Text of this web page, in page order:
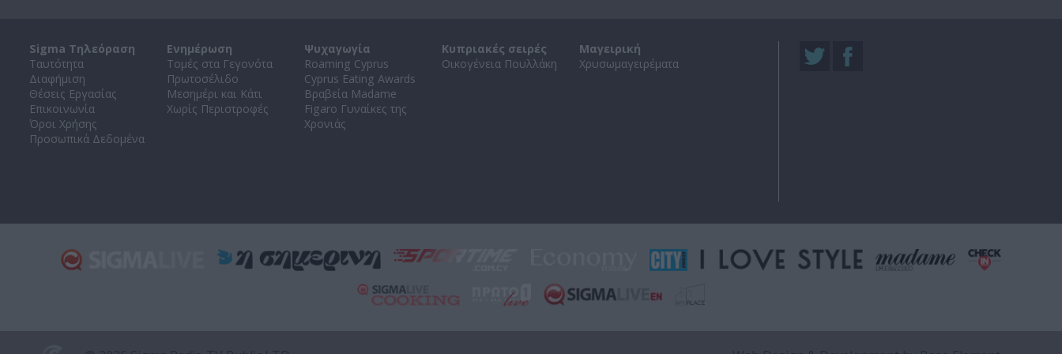
Sigma Τηλεόραση
Ταυτότητα
Διαφήμιση
Θέσεις Εργασίας
Επικοινωνία
Όροι Χρήσης
Προσωπικά Δεδομένα
Ενημέρωση
Τομές στα Γεγονότα
Πρωτοσέλιδο
Μεσημέρι και Κάτι
Χωρίς Περιστροφές
Ψυχαγωγία
Roaming Cyprus
Cyprus Eating Awards
Βραβεία Madame
Figaro Γυναίκες της
Χρονιάς
Κυπριακές σειρές
Οικογένεια Πουλλάκη
Μαγειρική
Χρυσωμαγειρέματα